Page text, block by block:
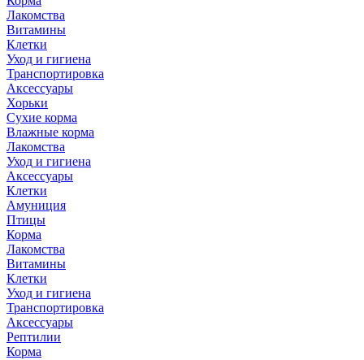
Лакомства
Витамины
Клетки
Уход и гигиена
Транспортировка
Аксессуары
Хорьки
Сухие корма
Влажные корма
Лакомства
Уход и гигиена
Аксессуары
Клетки
Амуниция
Птицы
Корма
Лакомства
Витамины
Клетки
Уход и гигиена
Транспортировка
Аксессуары
Рептилии
Корма